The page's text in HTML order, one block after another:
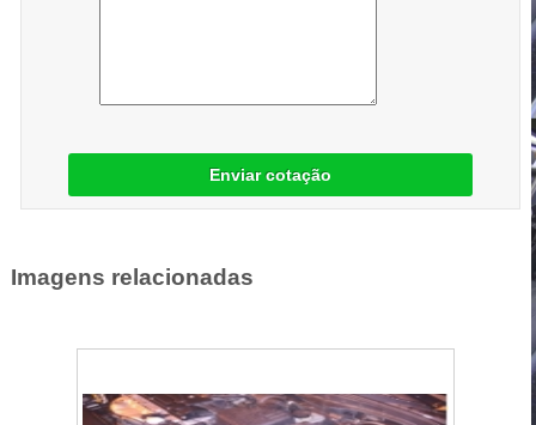
Enviar cotação
Imagens relacionadas